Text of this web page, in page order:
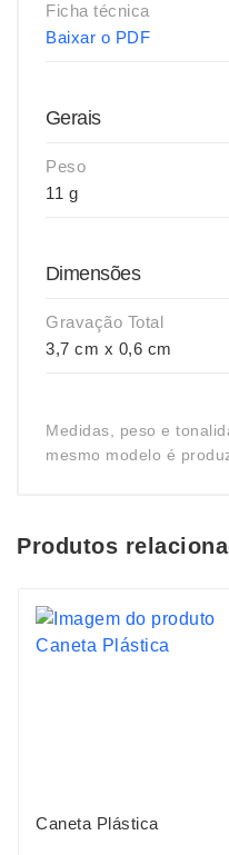
Ficha técnica
Baixar o PDF
Gerais
Peso
11 g
Dimensões
Gravação Total
3,7 cm x 0,6 cm
Medidas, peso e
mesmo modelo é
Produtos
Caneta Plástica